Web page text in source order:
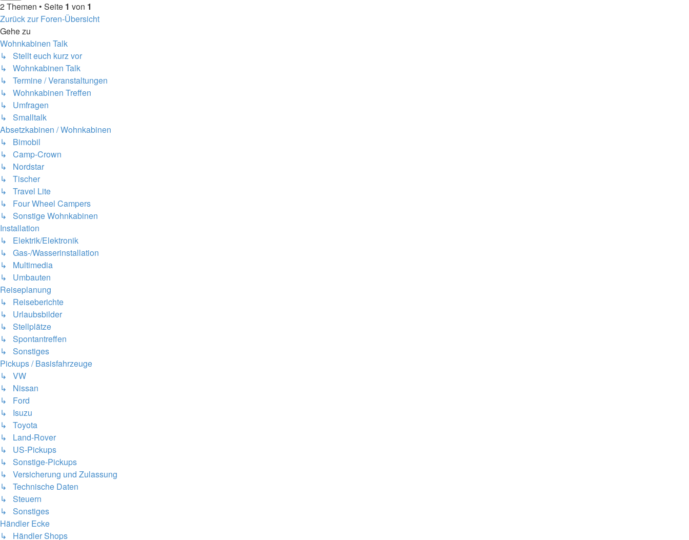
2 Themen • Seite 1 von 1
Zurück zur Foren-Übersicht
Gehe zu
Wohnkabinen Talk
↳ Stellt euch kurz vor
↳ Wohnkabinen Talk
↳ Termine / Veranstaltungen
↳ Wohnkabinen Treffen
↳ Umfragen
↳ Smalltalk
Absetzkabinen / Wohnkabinen
↳ Bimobil
↳ Camp-Crown
↳ Nordstar
↳ Tischer
↳ Travel Lite
↳ Four Wheel Campers
↳ Sonstige Wohnkabinen
Installation
↳ Elektrik/Elektronik
↳ Gas-/Wasserinstallation
↳ Multimedia
↳ Umbauten
Reiseplanung
↳ Reiseberichte
↳ Urlaubsbilder
↳ Stellplätze
↳ Spontantreffen
↳ Sonstiges
Pickups / Basisfahrzeuge
↳ VW
↳ Nissan
↳ Ford
↳ Isuzu
↳ Toyota
↳ Land-Rover
↳ US-Pickups
↳ Sonstige-Pickups
↳ Versicherung und Zulassung
↳ Technische Daten
↳ Steuern
↳ Sonstiges
Händler Ecke
↳ Händler Shops